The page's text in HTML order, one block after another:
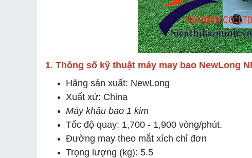
1. Thông số kỹ thuật máy may bao NewLong
Hãng sản xuất: NewLong
Xuất xứ: China
Máy khâu bao 1 kim
Tốc độ quay: 1,700 - 1,900 vòng/phút.
Đường may theo mắt xích chỉ đơn
Trọng lượng (kg): 5.5